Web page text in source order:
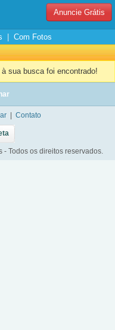
Anuncie Grátis
Com Fotos
sua busca foi encontrado!
Contato
Todos os direitos reservados.